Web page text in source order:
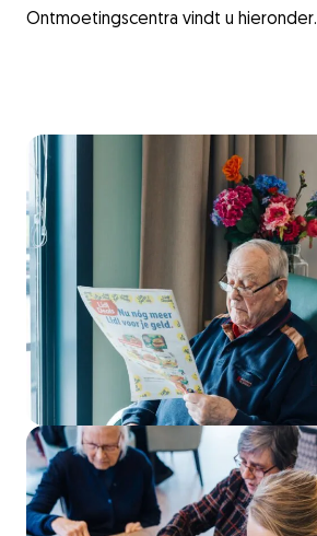
Ontmoetingscentra vindt u hieronder.